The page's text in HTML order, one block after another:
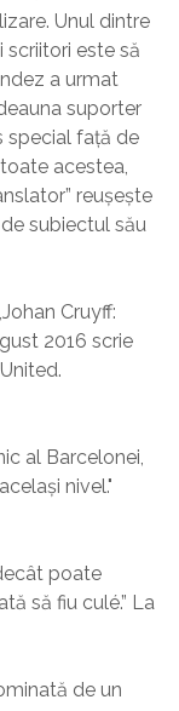
Unul dintre
este să
a urmat
suporter
special față de
acestea,
reușește
subiectul său
Cruyff:
2016 scrie
al Barcelonei,
nivel."
poate
să fiu culé.” La
de un